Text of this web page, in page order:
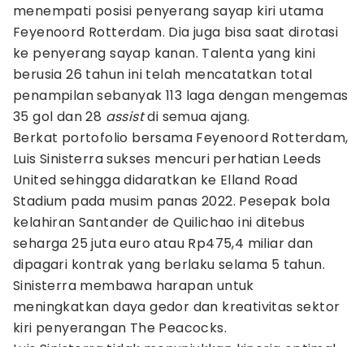
menempati posisi penyerang sayap kiri utama
Feyenoord Rotterdam. Dia juga bisa saat dirotasi
ke penyerang sayap kanan. Talenta yang kini
berusia 26 tahun ini telah mencatatkan total
penampilan sebanyak 113 laga dengan mengemas
35 gol dan 28 assistdi semua ajang.
Berkat portofolio bersama Feyenoord Rotterdam,
Luis Sinisterra sukses mencuri perhatian Leeds
United sehingga didaratkan ke Elland Road
Stadium pada musim panas 2022. Pesepak bola
kelahiran Santander de Quilichao ini ditebus
seharga 25 juta euro atau Rp475,4 miliar dan
dipagari kontrak yang berlaku selama 5 tahun.
Sinisterra membawa harapan untuk
meningkatkan daya gedor dan kreativitas sektor
kiri penyerangan The Peacocks.